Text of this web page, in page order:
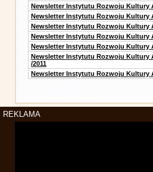
Newsletter Instytutu Rozwoju Kultury
Newsletter Instytutu Rozwoju Kultury
Newsletter Instytutu Rozwoju Kultury
Newsletter Instytutu Rozwoju Kultury
Newsletter Instytutu Rozwoju Kultury
Newsletter Instytutu Rozwoju Kultury
/2011
Newsletter Instytutu Rozwoju Kultury
REKLAMA